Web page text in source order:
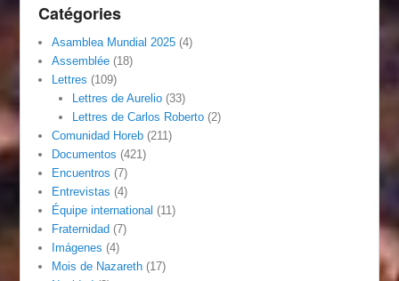
Catégories
Asamblea Mundial 2025 (4)
Assemblée (18)
Lettres (109)
Lettres de Aurelio(33)
Lettres de Carlos Roberto(2)
Comunidad Horeb (211)
Documentos (421)
Encuentros (7)
Entrevistas (4)
Équipe international (11)
Fraternidad (7)
Imágenes (4)
Mois de Nazareth (17)